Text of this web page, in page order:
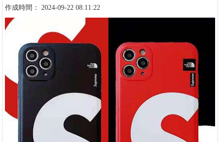
作成時間： 2024-09-22 08:11:22